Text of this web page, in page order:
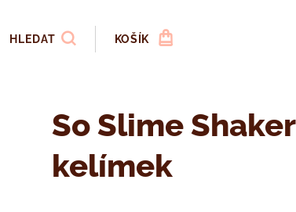
HLEDAT KOŠÍK
So Slime Shaker
kelímek